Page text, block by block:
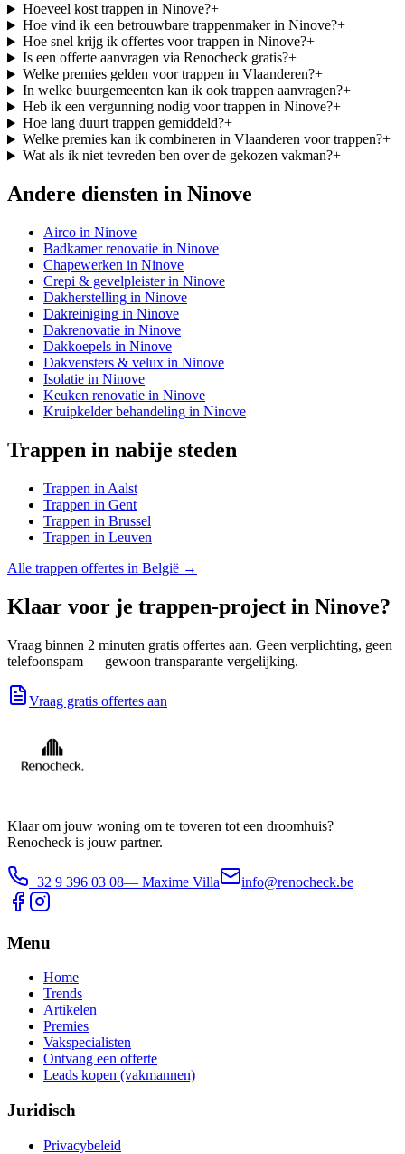
Hoeveel kost trappen in Ninove?+
Hoe vind ik een betrouwbare trappenmaker in Ninove?+
Hoe snel krijg ik offertes voor trappen in Ninove?+
Is een offerte aanvragen via Renocheck gratis?+
Welke premies gelden voor trappen in Vlaanderen?+
In welke buurgemeenten kan ik ook trappen aanvragen?+
Heb ik een vergunning nodig voor trappen in Ninove?+
Hoe lang duurt trappen gemiddeld?+
Welke premies kan ik combineren in Vlaanderen voor trappen?+
Wat als ik niet tevreden ben over de gekozen vakman?+
Andere diensten in Ninove
Airco in Ninove
Badkamer renovatie in Ninove
Chapewerken in Ninove
Crepi & gevelpleisterin Ninove
Dakherstelling in Ninove
Dakreiniging in Ninove
Dakrenovatie in Ninove
Dakkoepels in Ninove
Dakvensters & velux in Ninove
Isolatie in Ninove
Keuken renovatie in Ninove
Kruipkelder behandeling in Ninove
Trappen in nabije steden
Trappen in Aalst
Trappen in Gent
Trappen in Brussel
Trappen in Leuven
Alle trappen offertes in België →
Klaar voor je trappen-project in Ninove?
Vraag binnen 2 minuten gratis offertes aan. Geen verplichting, geen
telefoonspam — gewoon transparante vergelijking.
Vraag gratis offertes aan
Klaar om jouw woning om te toveren tot een droomhuis?
Renocheck is jouw partner.
+32 9 396 03 08— Maxime Villa info@renocheck.be
Menu
Home
Trends
Artikelen
Premies
Vakspecialisten
Ontvang een offerte
Leads kopen (vakmannen)
Juridisch
Privacybeleid